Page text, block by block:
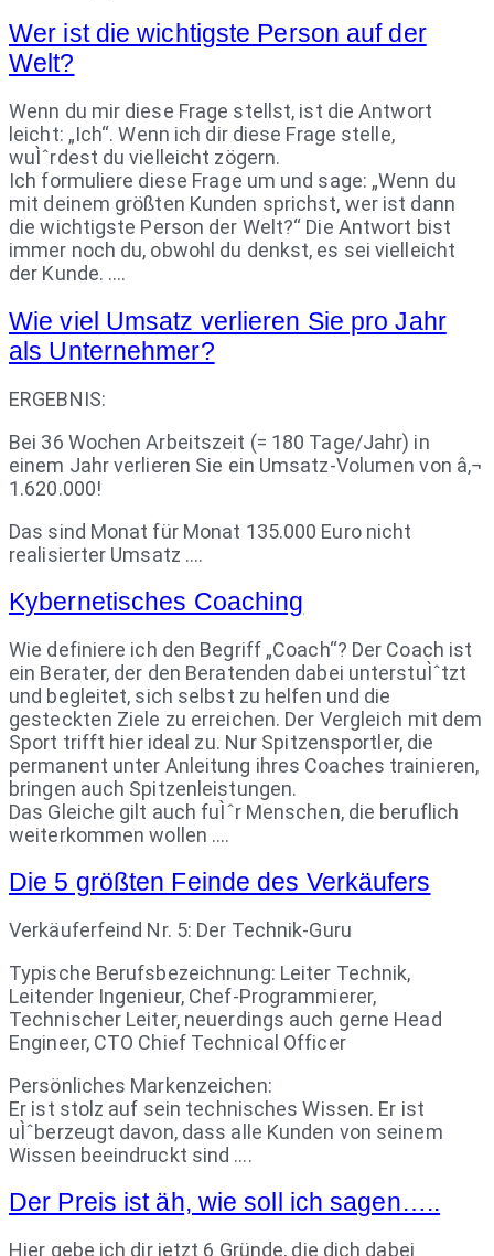
Wer ist die wichtigste Person auf der
Welt?
Wenn du mir diese Frage stellst, ist die Antwort
leicht: „Ich“. Wenn ich dir diese Frage stelle,
wuÌˆrdest du vielleicht zögern.
Ich formuliere diese Frage um und sage: „Wenn du
mit deinem größten Kunden sprichst, wer ist dann
die wichtigste Person der Welt?“ Die Antwort bist
immer noch du, obwohl du denkst, es sei vielleicht
der Kunde. ….
Wie viel Umsatz verlieren Sie pro Jahr
als Unternehmer?
ERGEBNIS:
Bei 36 Wochen Arbeitszeit (= 180 Tage/Jahr) in
einem Jahr verlieren Sie ein Umsatz-Volumen von â‚¬
1.620.000!
Das sind Monat für Monat 135.000 Euro nicht
realisierter Umsatz ….
Kybernetisches Coaching
Wie definiere ich den Begriff „Coach“? Der Coach ist
ein Berater, der den Beratenden dabei unterstuÌˆtzt
und begleitet, sich selbst zu helfen und die
gesteckten Ziele zu erreichen. Der Vergleich mit dem
Sport trifft hier ideal zu. Nur Spitzensportler, die
permanent unter Anleitung ihres Coaches trainieren,
bringen auch Spitzenleistungen.
Das Gleiche gilt auch fuÌˆr Menschen, die beruflich
weiterkommen wollen ….
Die 5 größten Feinde des Verkäufers
Verkäuferfeind Nr. 5: Der Technik-Guru
Typische Berufsbezeichnung: Leiter Technik,
Leitender Ingenieur, Chef-Programmierer,
Technischer Leiter, neuerdings auch gerne Head
Engineer, CTO Chief Technical Officer
Persönliches Markenzeichen:
Er ist stolz auf sein technisches Wissen. Er ist
uÌˆberzeugt davon, dass alle Kunden von seinem
Wissen beeindruckt sind ….
Der Preis ist äh, wie soll ich sagen…..
Hier gebe ich dir jetzt 6 Gründe, die dich dabei